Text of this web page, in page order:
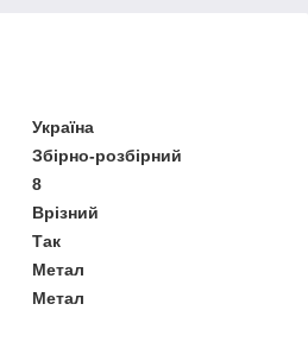
Україна
Збірно-розбірний
8
Врізний
Так
Метал
Метал